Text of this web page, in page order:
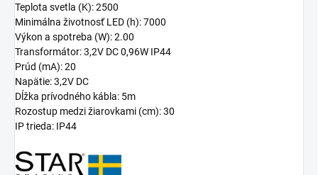
Teplota svetla (K): 2500
Minimálna životnosť LED (h): 7000
Výkon a spotreba (W): 2.00
Transformátor:3,2V DC 0,96W IP44
Prúd (mA): 20
Napätie: 3,2V DC
Dĺžka prívodného kábla: 5m
Rozostup medzi žiarovkami (cm): 30
IP trieda: IP44